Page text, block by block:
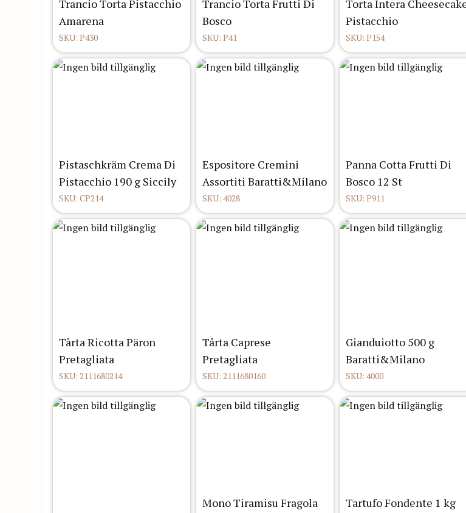
Trancio Torta Pistacchio
Amarena
SKU: P430
Trancio Torta Frutti Di
Bosco
SKU: P41
Torta Intera
Pistacchio
SKU: P154
Pistaschkräm Crema Di
Pistacchio 190 g Siccily
SKU: CP214
Espositore Cremini
Assortiti Baratti&Milano
SKU: 4028
Panna Cotta Frutti Di
Bosco 12 St
SKU: P911
Tårta Ricotta Päron
Pretagliata
SKU: 2111680214
Tårta Caprese
Pretagliata
SKU: 2111680160
Gianduiotto 500 g
Baratti&Milano
SKU: 4000
Mono Tiramisu Fragola
Tartufo Fondente 1 kg